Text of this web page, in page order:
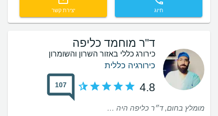
חיוג יצירת קשר
ד"ר מוחמד כליפה
כירורג כללי באזור השרון והשומרון
כירורגיה כללית
4.8
107
מומלץ בחום, ד״ר כליפה היה מצוין , זמין, אכפתי , ומקצועי מאוד